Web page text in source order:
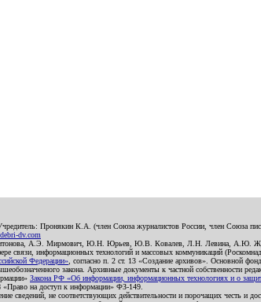
Пронякин К.А. (член Союза журналистов России, член Союза
dv.com
А.Э. Мирмович, Ю.Н. Юрьев, Ю.В. Ковалев, Л.Н. Левина,
связи, информационных технологий и массовых коммуникаций
Федерации» , согласно п. 2 ст. 13 «Создание архивов». Основной
закона. Архивные документы к частной собственности
Закона РФ «Об информации, информационных технологиях и о
«Право на доступ к информации» ФЗ-149.
сведений, не соответствующих действительности и порочащих честь и